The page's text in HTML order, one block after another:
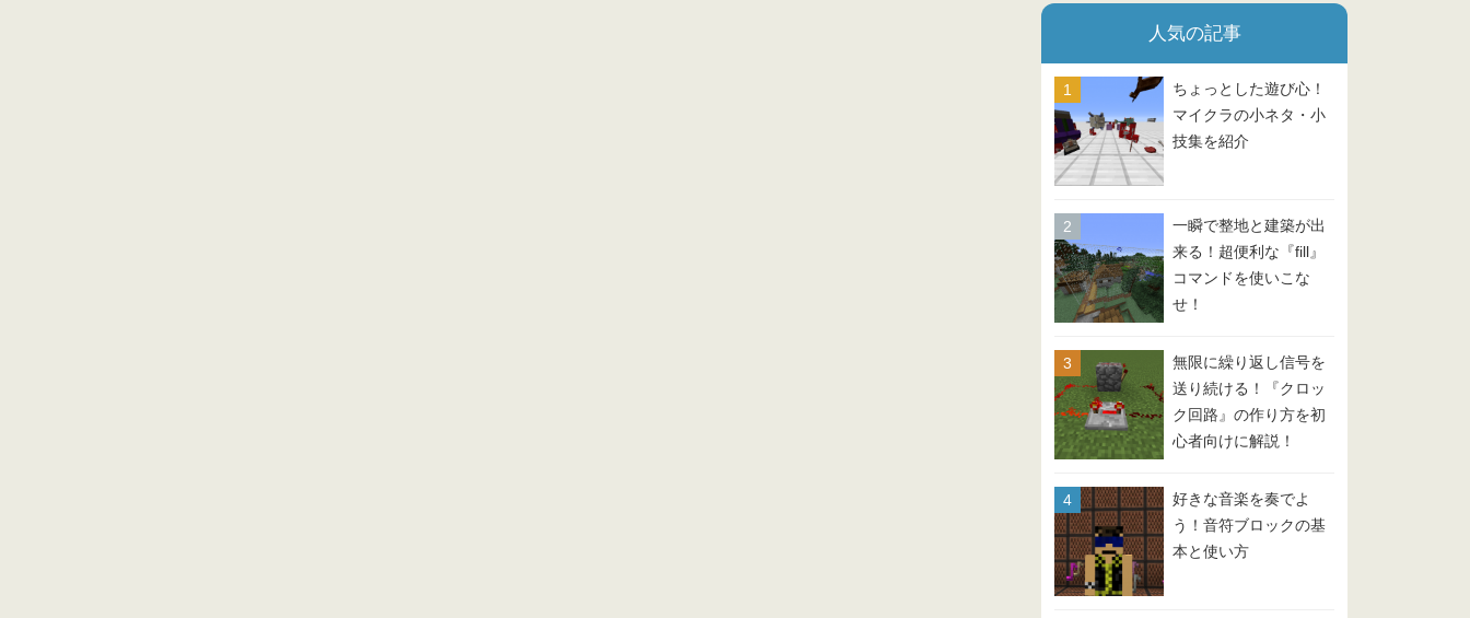
人気の記事
ちょっとした遊び心！
マイクラの小ネタ・小
技集を紹介
一瞬で整地と建築が出
来る！超便利な『fill』
コマンドを使いこな
せ！
無限に繰り返し信号を
送り続ける！『クロッ
ク回路』の作り方を初
心者向けに解説！
好きな音楽を奏でよ
う！音符ブロックの基
本と使い方